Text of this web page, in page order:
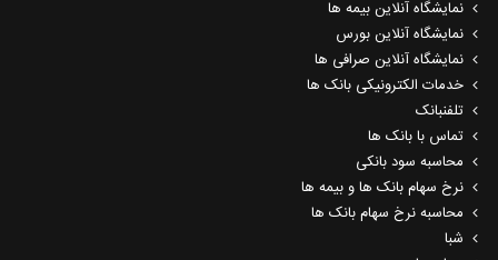
نمایشگاه آنلاین بیمه ها
نمایشگاه آنلاین بورس
نمایشگاه آنلاین صرافی ها
خدمات الکترونیکی بانک ها
تلفنبانک
تماس با بانک ها
محاسبه سود بانکی
نرخ سهام بانک ها و بیمه ها
محاسبه نرخ سهام بانک ها
شبا